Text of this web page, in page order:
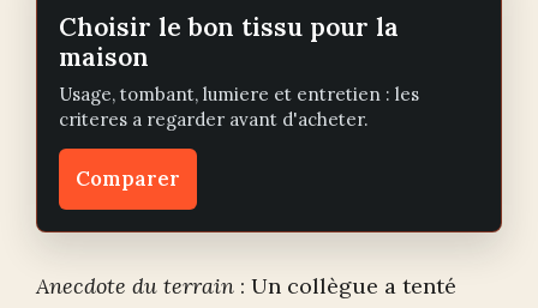
Choisir le bon tissu pour la
maison
Usage, tombant, lumiere et entretien : les
criteres a regarder avant d'acheter.
Comparer
Anecdote du terrain : Un collègue a tenté